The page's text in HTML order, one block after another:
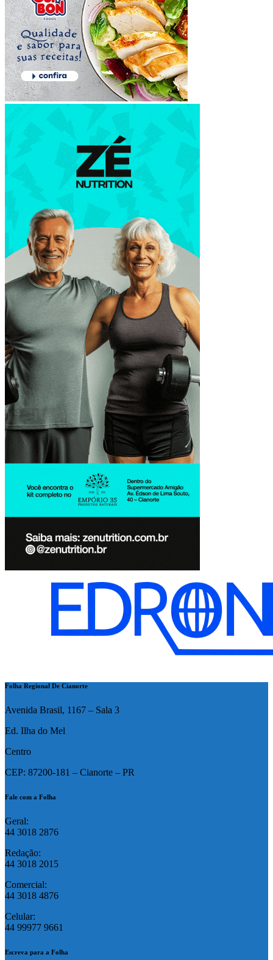
Folha Regional De Cianorte
Avenida Brasil, 1167 – Sala 3
Ed. Ilha do Mel
Centro
CEP: 87200-181 – Cianorte – PR
Fale com a Folha
Geral:
44 3018 2876
Redação:
44 3018 2015
Comercial:
44 3018 4876
Celular:
44 99977 9661
Escreva para a Folha